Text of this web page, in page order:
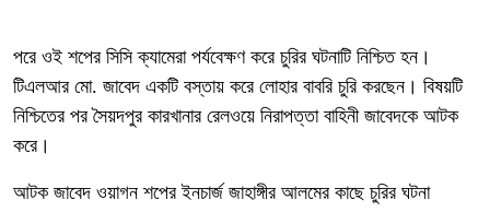
পরে ওই শপের সিসি ক্যামেরা পর্যবেক্ষণ করে চুরির ঘটনাটি নিশ্চিত হন।
টিএলআর মো. জাবেদ একটি বস্তায় করে লোহার বাবরি চুরি করছেন। বিষয়টি
নিশ্চিতের পর সৈয়দপুর কারখানার রেলওয়ে নিরাপত্তা বাহিনী জাবেদকে আটক
করে।
আটক জাবেদ ওয়াগন শপের ইনচার্জ জাহাঙ্গীর আলমের কাছে চুরির ঘটনা